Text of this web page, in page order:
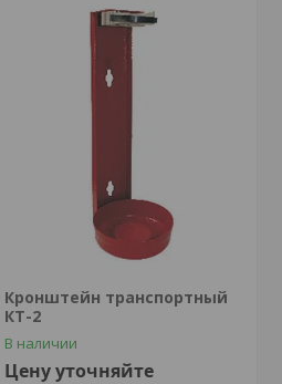
Кронштейн транспортный
КТ-2
В наличии
Цену уточняйте